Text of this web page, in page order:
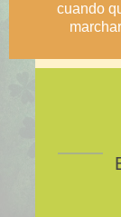
cuando